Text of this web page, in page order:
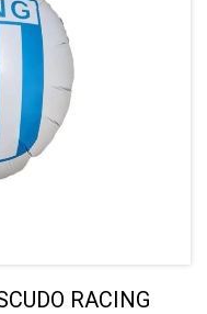
RACING